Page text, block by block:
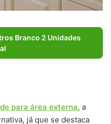
Branco 2 Unidades
para área externa, a
já que se destaca